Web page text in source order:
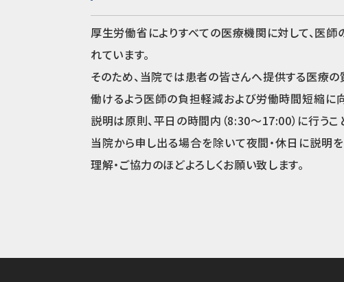
厚生労働省によりすべての医療機関に対して、医
れています。
そのため、当院では患者の皆さんへ提供する医療
働けるよう医師の負担軽減および労働時間短縮に
説明は原則、平日の時間内（8:30～17:00）に行うこ
当院から申し出る場合を除いて夜間・休日に説明
理解・ご協力のほどよろしくお願い致します。